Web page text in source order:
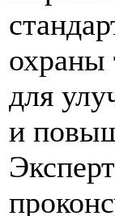
охраны
для
и